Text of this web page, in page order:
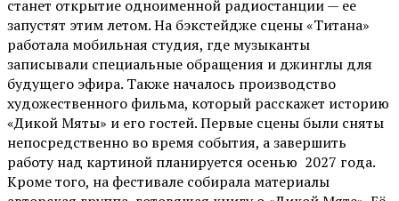
станет открытие одноименной радиостанции — ее
запустят этим летом. На бэкстейдже сцены «Титана»
работала мобильная студия, где музыканты
записывали специальные обращения и джинглы для
будущего эфира. Также началось производство
художественного фильма, который расскажет историю
«Дикой Мяты» и его гостей. Первые сцены были сняты
непосредственно во время события, а завершить
работу над картиной планируется осенью 2027 года.
Кроме того, на фестивале собирала материалы